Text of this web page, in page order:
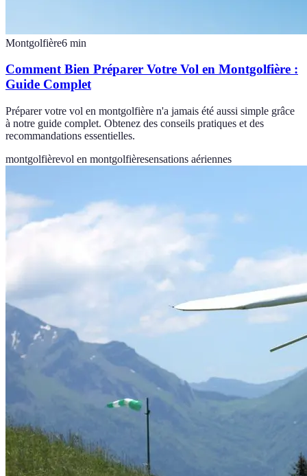
Montgolfière6 min
Comment Bien Préparer Votre Vol en Montgolfière :
Guide Complet
Préparer votre vol en montgolfière n'a jamais été aussi simple grâce
à notre guide complet. Obtenez des conseils pratiques et des
recommandations essentielles.
montgolfièrevol en montgolfièresensations aériennes